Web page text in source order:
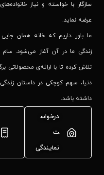
سازگار با خواسته و نیاز
عرضه نماید.
ما باور داریم که خانه همان
زندگی ما در آن آغاز می‌شود. سام
تلاش کرده تا با ارائه‌ی محصولاتی
دنیا، سهم کوچکی در داستان زندگی
داشته باشد.
درخواس
ت
نمایندگی